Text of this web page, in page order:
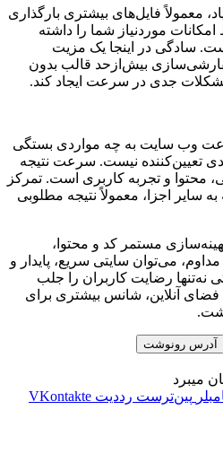
معمولاً فایل‌های بیشتری بارگذاری
موردنیاز شما را داشته
سادگی در اینجا یک مزیت
بیش‌ازحد قالب بدون
جدی در سرعت ایجاد کند.
وب سایت به چه مواردی بستگی
تعیین‌کننده نیست. سرعت نتیجه
محتوا و تجربه کاربری است. تمرکز
اجزا، معمولاً نتیجه مطلوبی
مستمر کد و محتوا،
می‌توان سایتی سریع، پایدار و
نه‌تنها رضایت کاربران را جلب
آنلاین، شانس بیشتری برای
آدرس رونوشت
‫پین‌ترست ‫رددیت ‫VKontakte